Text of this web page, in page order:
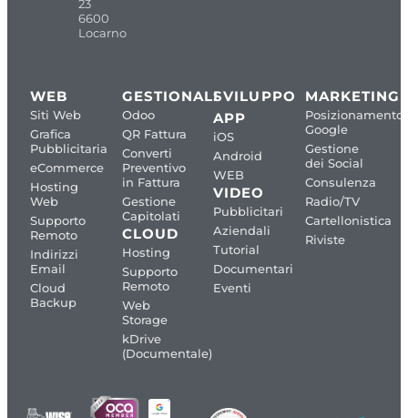
23
6600
Locarno
WEB
Siti Web
Grafica
Pubblicitaria
eCommerce
Hosting
Web
Supporto
Remoto
Indirizzi
Email
Cloud
Backup
GESTIONALI
Odoo
QR Fattura
Converti
Preventivo
in Fattura
Gestione
Capitolati
CLOUD
Hosting
Supporto
Remoto
Web
Storage
kDrive
(Documentale)
SVILUPPO
APP
iOS
Android
WEB
VIDEO
Pubblicitari
Aziendali
Tutorial
Documentari
Eventi
MARKETING
Posizionamento
Google
Gestione
dei Social
Consulenza
Radio/TV
Cartellonistica
Riviste